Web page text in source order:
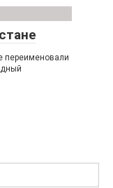
переименовали